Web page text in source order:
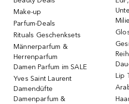
Make-up
Parfum-Deals
Rituals Geschenksets
Männerparfum &
Herrenparfum
Damen Parfum im SALE
Yves Saint Laurent
Damendüfte
Damenparfum &
Lip